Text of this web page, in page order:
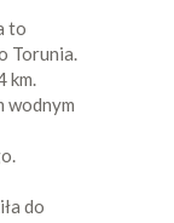
to
Torunia.
km.
wodnym
do